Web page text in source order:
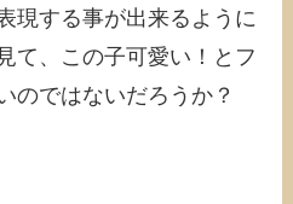
現する事が出来るように
て、この子可愛い！とフ
のではないだろうか？